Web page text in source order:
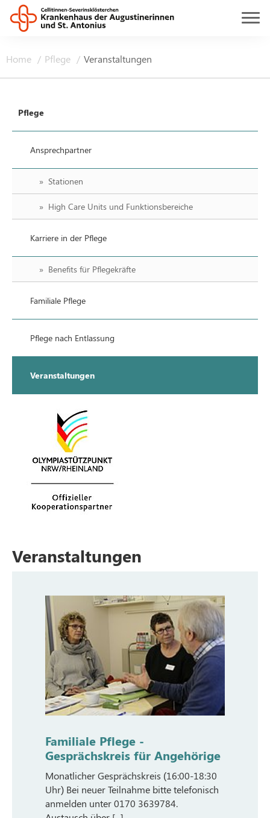
Home Pflege Veranstaltungen
Pflege
Ansprechpartner
Stationen
High Care Units und Funktionsbereiche
Karriere in der Pflege
Benefits für Pflegekräfte
Familiale Pflege
Pflege nach Entlassung
Veranstaltungen
Veranstaltungen
Familiale Pflege -
Gesprächskreis für Angehörige
Monatlicher Gesprächskreis (16:00-18:30
Uhr) Bei neuer Teilnahme bitte telefonisch
anmelden unter 0170 3639784.